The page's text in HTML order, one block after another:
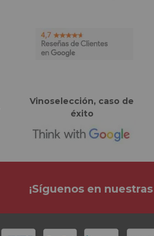
Vinoselección, caso de
éxito
¡Síguenos en